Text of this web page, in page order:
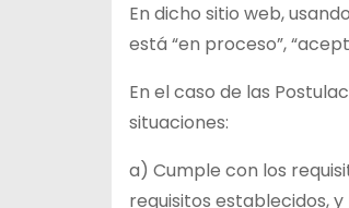
En dicho sitio web,
está “en proceso”,
En el caso de las
situaciones:
a) Cumple con los
requisitos establecidos,